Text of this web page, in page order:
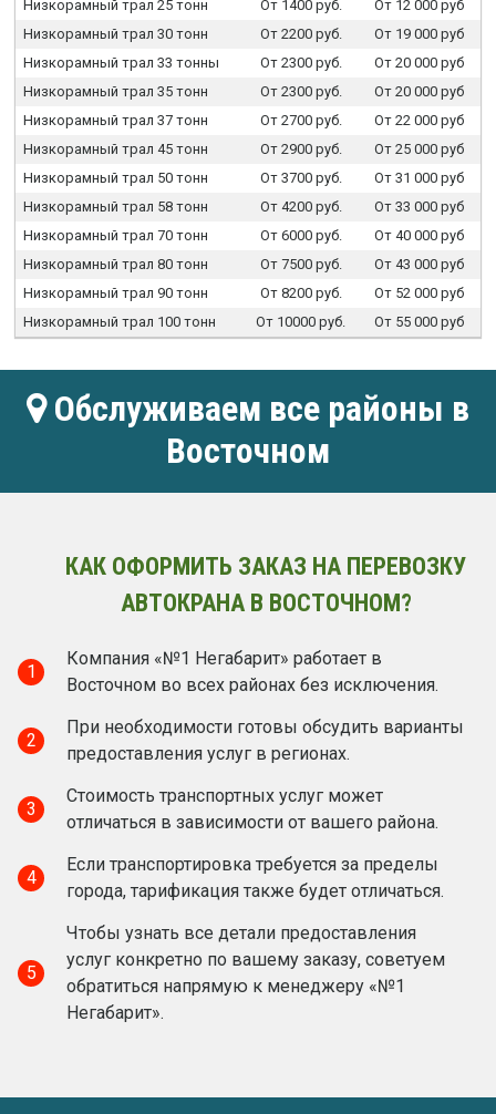
Низкорамный трал 25 тонн От 1400 руб.
От 12 000 руб
Низкорамный трал 30 тонн
От 2200 руб.
От 19 000 руб
Низкорамный трал 33 тонны
От 2300 руб.
От 20 000 руб
Низкорамный трал 35 тонн
От 2300 руб.
От 20 000 руб
Низкорамный трал 37 тонн
От 2700 руб.
От 22 000 руб
Низкорамный трал 45 тонн
От 2900 руб.
От 25 000 руб
Низкорамный трал 50 тонн
От 3700 руб.
От 31 000 руб
Низкорамный трал 58 тонн
От 4200 руб.
От 33 000 руб
Низкорамный трал 70 тонн
От 6000 руб.
От 40 000 руб
Низкорамный трал 80 тонн
От 7500 руб.
От 43 000 руб
Низкорамный трал 90 тонн
От 8200 руб.
От 52 000 руб
Низкорамный трал 100 тонн
От 10000 руб. От 55 000 руб
Обслуживаем все районы в
Восточном
КАК ОФОРМИТЬ ЗАКАЗ НА ПЕРЕВОЗКУ
АВТОКРАНА В ВОСТОЧНОМ?
1
Компания «№1 Негабарит» работает в
Восточном во всех районах без исключения.
2
При необходимости готовы обсудить варианты
предоставления услуг в регионах.
3
Стоимость транспортных услуг может
отличаться в зависимости от вашего района.
4
Если транспортировка требуется за пределы
города, тарификация также будет отличаться.
5
Чтобы узнать все детали предоставления
услуг конкретно по вашему заказу, советуем
обратиться напрямую к менеджеру «№1
Негабарит».